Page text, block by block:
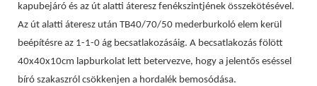
kapubejáró és az út alatti áteresz fenékszintjének összekötésével.
Az út alatti áteresz után TB40/70/50 mederburkoló elem kerül
beépítésre az 1-1-0 ág becsatlakozásáig. A becsatlakozás fölött
40x40x10cm lapburkolat lett betervezve, hogy a jelentős eséssel
bíró szakaszról csökkenjen a hordalék bemosódása.